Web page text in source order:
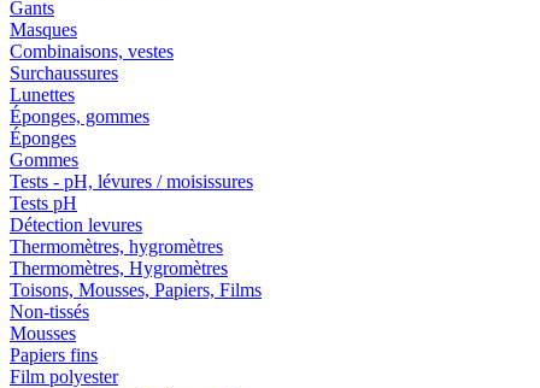
Gants
Masques
Combinaisons, vestes
Surchaussures
Lunettes
Éponges, gommes
Éponges
Gommes
Tests - pH, lévures / moisissures
Tests pH
Détection levures
Thermomètres, hygromètres
Thermomètres, Hygromètres
Toisons, Mousses, Papiers, Films
Non-tissés
Mousses
Papiers fins
Film polyester